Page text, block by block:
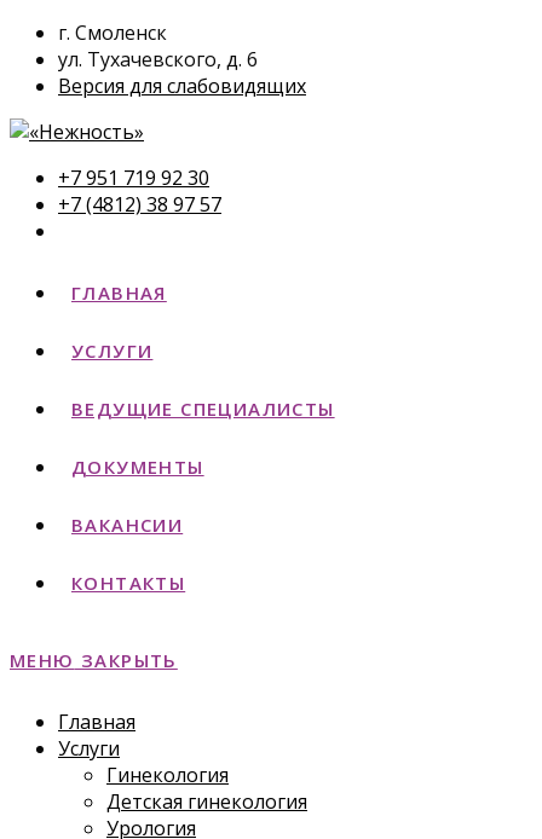
г. Смоленск
ул. Тухачевского, д. 6
Версия для слабовидящих
+7 951 719 92 30
+7 (4812) 38 97 57
ГЛАВНАЯ
УСЛУГИ
ВЕДУЩИЕ СПЕЦИАЛИСТЫ
ДОКУМЕНТЫ
ВАКАНСИИ
КОНТАКТЫ
МЕНЮ ЗАКРЫТЬ
Главная
Услуги
Гинекология
Детская гинекология
Урология